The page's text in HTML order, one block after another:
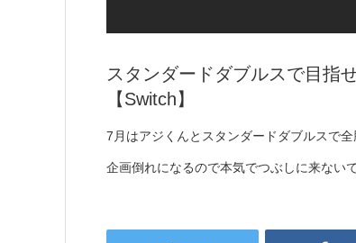
スタンダードダブルスで目指
【Switch】
7月はアジくんとスタンダードダブルスで
企画倒れになるので本気でつぶしに来ない